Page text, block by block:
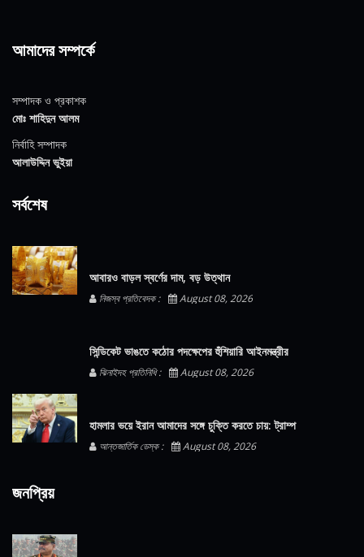
আমাদের সম্পর্কে
সম্পাদক ও প্রকাশক
মোঃ শাহিদুন আলম
নির্বাহি সম্পাদক
আলাউদ্দিন ভুইয়া
সর্বশেষ
আবারও বাড়ল স্বর্ণের দাম, বড় উত্থান
নিজস্ব প্রতিবেদক : August 08, 2026
সিন্ডিকেট ভাঙতে কঠোর পদক্ষেপের হুঁশিয়ারি আইনমন্ত্রীর
ঝিনাইদহ প্রতিনিধি : August 08, 2026
হামলার ভয়ে ইরান আমাদের সঙ্গে চুক্তি করতে চায়: ট্রাম্প
আন্তজার্তিক ডেস্ক : August 08, 2026
জনপ্রিয়